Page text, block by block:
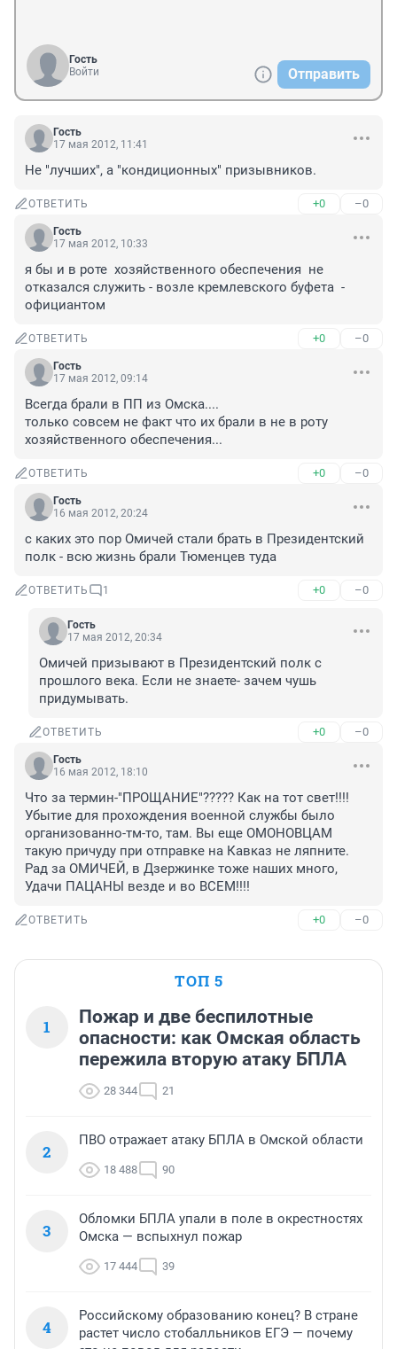
Гость
Войти
Отправить
Гость
17 мая 2012, 11:41
Не "лучших", а "кондиционных" призывников.
ОТВЕТИТЬ +0 –0
Гость
17 мая 2012, 10:33
я бы и в роте  хозяйственного обеспечения  не
отказался служить - возле кремлевского буфета  -
официантом
ОТВЕТИТЬ +0 –0
Гость
17 мая 2012, 09:14
Всегда брали в ПП из Омска....
только совсем не факт что их брали в не в роту
хозяйственного обеспечения...
ОТВЕТИТЬ +0 –0
Гость
16 мая 2012, 20:24
с каких это пор Омичей стали брать в Президентский
полк - всю жизнь брали Тюменцев туда
ОТВЕТИТЬ 1 +0 –0
Гость
17 мая 2012, 20:34
Омичей призывают в Президентский полк с
прошлого века. Если не знаете- зачем чушь
придумывать.
ОТВЕТИТЬ +0 –0
Гость
16 мая 2012, 18:10
Что за термин-"ПРОЩАНИЕ"????? Как на тот свет!!!!
Убытие для прохождения военной службы было
организованно-тм-то, там. Вы еще ОМОНОВЦАМ
такую причуду при отправке на Кавказ не ляпните.
Рад за ОМИЧЕЙ, в Дзержинке тоже наших много,
Удачи ПАЦАНЫ везде и во ВСЕМ!!!!
ОТВЕТИТЬ +0 –0
ТОП 5
1
Пожар и две беспилотные
опасности: как Омская область
пережила вторую атаку БПЛА
28 344 21
2
ПВО отражает атаку БПЛА в Омской области
18 488 90
3
Обломки БПЛА упали в поле в окрестностях
Омска — вспыхнул пожар
17 444 39
4
Российскому образованию конец? В стране
растет число стобалльников ЕГЭ — почему